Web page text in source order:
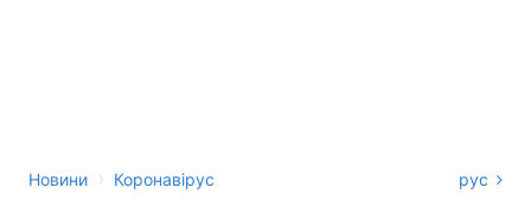
Новини › Коронавірус рус